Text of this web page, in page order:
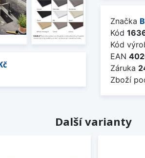
Značka
Kód
Kód
EAN
Záruka
Zboží
Další varianty